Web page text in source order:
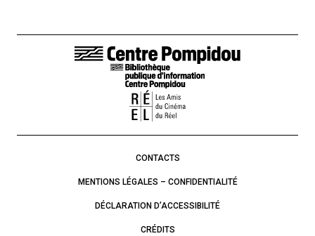
LIENS DE BAS DE PAGE
CONTACTS
MENTIONS LÉGALES – CONFIDENTIALITÉ
DÉCLARATION D’ACCESSIBILITÉ
CRÉDITS